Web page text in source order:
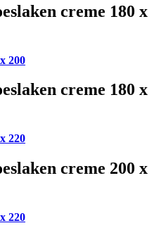
creme 180 x
200
creme 180 x
220
creme 200 x
220